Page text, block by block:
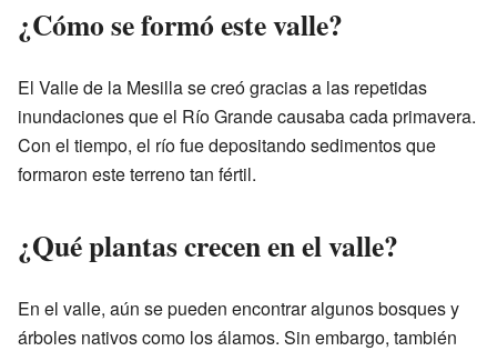
¿Cómo se formó este valle?
El Valle de la Mesilla se creó gracias a las repetidas
inundaciones que el Río Grande causaba cada primavera.
Con el tiempo, el río fue depositando sedimentos que
formaron este terreno tan fértil.
¿Qué plantas crecen en el valle?
En el valle, aún se pueden encontrar algunos bosques y
árboles nativos como los álamos. Sin embargo, también